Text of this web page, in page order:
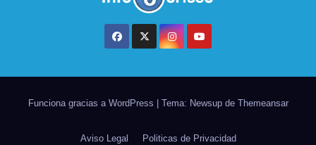
Funciona gracias a WordPress Tema: Newsup de Themeansar
Aviso Legal Politicas de Privacidad